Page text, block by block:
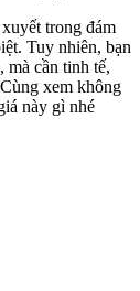
trong đám
Tuy nhiên, bạn
mà cần tinh tế,
xem không
này gì nhé